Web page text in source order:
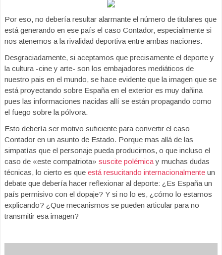
Por eso, no debería resultar alarmante el número de titulares que
está generando en ese país el caso Contador, especialmente si
nos atenemos a la rivalidad deportiva entre ambas naciones.
Desgraciadamente, si aceptamos que precisamente el deporte y
la cultura -cine y arte- son los embajadores mediáticos de
nuestro pais en el mundo, se hace evidente que la imagen que se
está proyectando sobre España en el exterior es muy dañina
pues las informaciones nacidas allí se están propagando como
el fuego sobre la pólvora.
Esto debería ser motivo suficiente para convertir el caso
Contador en un asunto de Estado. Porque mas allá de las
simpatías que el personaje pueda producirnos, o que incluso el
caso de «este compatriota» suscite polémicay muchas dudas
técnicas, lo cierto es que está resucitando internacionalmente un
debate que debería hacer reflexionar al deporte: ¿Es España un
país permisivo con el dopaje? Y si no lo es, ¿cómo lo estamos
explicando? ¿Que mecanismos se pueden articular para no
transmitir esa imagen?